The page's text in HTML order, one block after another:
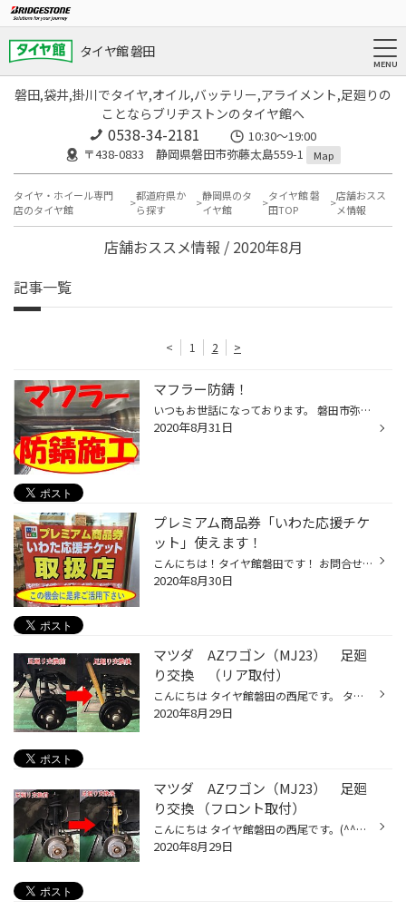
タイヤ館 磐田
磐田,袋井,掛川でタイヤ,オイル,バッテリー,アライメント,足廻りの
ことならブリヂストンのタイヤ館へ
0538-34-2181
10:30～19:00
〒438-0833 静岡県磐田市弥藤太島559-1
Map
タイヤ・ホイール専門
店のタイヤ館
都道府県か
ら探す
静岡県のタ
イヤ館
タイヤ館 磐
田TOP
店舗おスス
メ情報
店舗おススメ情報 / 2020年8月
記事一覧
< 1 2 >
マフラー防錆！
いつもお世話になっております。 磐田市弥藤太島にありますブリヂストンタイヤの専門店「タイヤ館 磐田」です。 本日は、日産ルークス 防錆施工（サビ止め）作業です。 なかなか見ることのないマフラー部分になります。 特につなぎ目が錆びが出やすくなります。 オイル・バッテリーなどの無料点検も...
2020年8月31日
プレミアム商品券「いわた応援チケ
ット」使えます！
こんにちは！タイヤ館磐田です！ お問合せいただいておりました「いわた応援チケット」が 当店でもご利用いただけるようになりました。 この機会に是非ご活用ください！
2020年8月30日
マツダ AZワゴン（MJ23） 足廻
り交換 （リア取付）
こんにちは タイヤ館磐田の西尾です。 タイヤ館磐田の西尾です。(^^♪ 今日は、AZワゴンのリア足廻り交換です。 純正の足廻りを外して、KYB Lowfer Sports と RS☆R Ti2000ダウン を取り付けました。 写真でも違いが判るかもしれませんが… RS☆R Ti2000ダウン を取り付けたほうが、車両までの隙間が少...
2020年8月29日
マツダ AZワゴン（MJ23） 足廻
り交換 （フロント取付）
こんにちは タイヤ館磐田の西尾です。(^^♪ 今日は、AZワゴンのフロント足廻り交換です。 純正の足廻りを外して、KYB Lowfer Sports と RS☆R Ti2000ダウン を組付け取り付けました。 取付前と取付後は、上の写真です!! 足廻り交換を、検討中の方は是非お問合せ下さい。 皆様からのお問合せお待ちして...
2020年8月29日